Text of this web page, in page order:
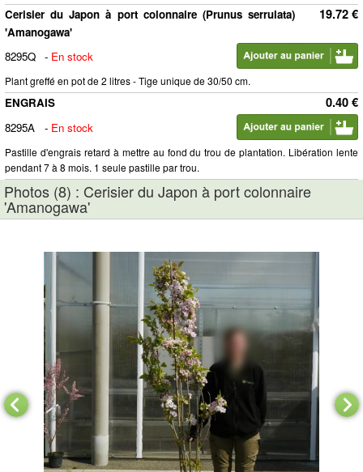
19.72 €
Cerisier du Japon à port colonnaire (Prunus serrulata)
'Amanogawa'
8295Q - En stock
Plant greffé en pot de 2 litres - Tige unique de 30/50 cm.
0.40 €
ENGRAIS
8295A
- En stock
Pastille d'engrais retard à mettre au fond du trou de plantation. Libération lente
pendant 7 à 8 mois. 1 seule pastille par trou.
Photos (8) : Cerisier du Japon à port colonnaire
'Amanogawa'